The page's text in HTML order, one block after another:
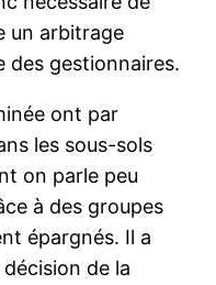
un arbitrage
des gestionnaires.
ont par
les sous-sols
on parle peu
à des groupes
épargnés. Il a
de la